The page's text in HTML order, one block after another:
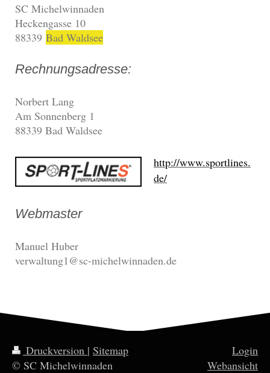
SC Michelwinnaden
Heckengasse 10
88339 Bad Waldsee
Rechnungsadresse:
Norbert Lang
Am Sonnenberg 1
88339 Bad Waldsee
http://www.sportlines.
de/
Webmaster
Manuel Huber
verwaltung1@sc-michelwinnaden.de
Druckversion | Sitemap
© SC Michelwinnaden
Login
Webansicht